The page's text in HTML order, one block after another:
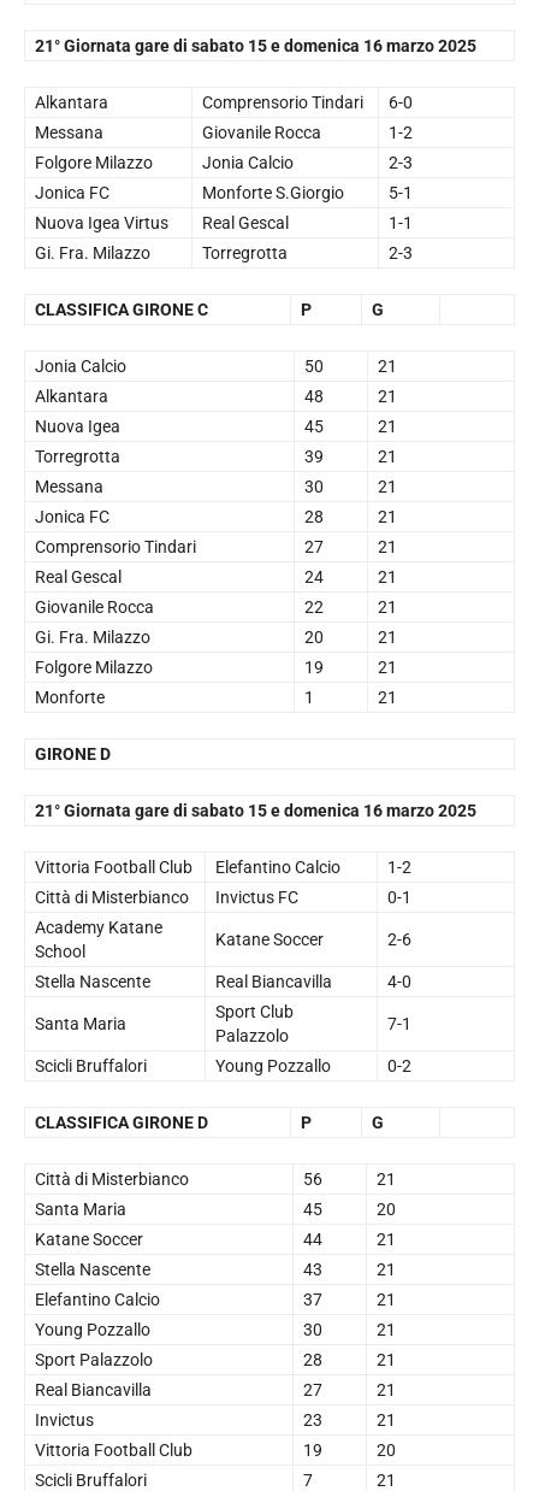
21° Giornata gare di sabato 15 e domenica 16 marzo 2025
Alkantara Comprensorio Tindari
6-0
Messana
Giovanile Rocca
1-2
Folgore Milazzo
Jonia Calcio
2-3
Jonica FC
Monforte S.Giorgio
5-1
Nuova Igea Virtus
Real Gescal
1-1
Gi. Fra. Milazzo
Torregrotta 2-3
CLASSIFICA GIRONE C P G
Jonia Calcio 50
21
Alkantara
48
21
Nuova Igea
45
21
Torregrotta
39
21
Messana
30
21
Jonica FC
28
21
Comprensorio Tindari
27
21
Real Gescal
24
21
Giovanile Rocca
22
21
Gi. Fra. Milazzo
20
21
Folgore Milazzo
19
21
Monforte
1 21
GIRONE D
21° Giornata gare di sabato 15 e domenica 16 marzo 2025
Vittoria Football Club Elefantino Calcio
1-2
Città di Misterbianco
Invictus FC
0-1
Academy Katane
School
Katane Soccer 2-6
Stella Nascente Real Biancavilla 4-0
Santa Maria
Sport Club
Palazzolo
7-1
Scicli Bruffalori Young Pozzallo 0-2
CLASSIFICA GIRONE D P G
Città di Misterbianco 56
21
Santa Maria
45
20
Katane Soccer
44
21
Stella Nascente
43
21
Elefantino Calcio
37
21
Young Pozzallo
30
21
Sport Palazzolo
28
21
Real Biancavilla
27
21
Invictus
23
21
Vittoria Football Club
19
20
Scicli Bruffalori
7
21